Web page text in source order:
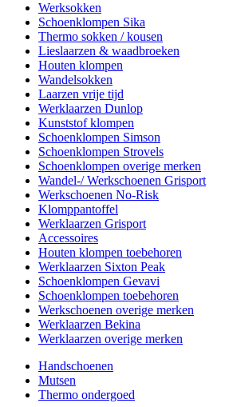
Werksokken
Schoenklompen Sika
Thermo sokken / kousen
Lieslaarzen & waadbroeken
Houten klompen
Wandelsokken
Laarzen vrije tijd
Werklaarzen Dunlop
Kunststof klompen
Schoenklompen Simson
Schoenklompen Strovels
Schoenklompen overige merken
Wandel-/ Werkschoenen Grisport
Werkschoenen No-Risk
Klomppantoffel
Werklaarzen Grisport
Accessoires
Houten klompen toebehoren
Werklaarzen Sixton Peak
Schoenklompen Gevavi
Schoenklompen toebehoren
Werkschoenen overige merken
Werklaarzen Bekina
Werklaarzen overige merken
Handschoenen
Mutsen
Thermo ondergoed